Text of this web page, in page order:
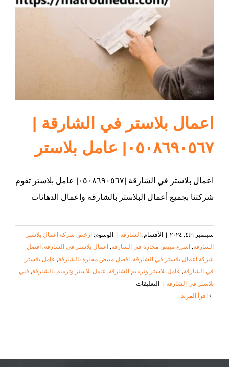
اعمال بلاستر في الشارقة |
٠٥٠٨٦٩٠٥٦٧| عامل بلاستر
اعمال بلاستر في الشارقة |٠٥٠٨٦٩٠٥٦٧| عامل بلاستر تقوم
شركتنا بجميع أعمال البلاستر بالشارقة واعمال الدهانات
سبتمبر ٤th, ٢٠٢٤ | الأقسام: الشارقة | الوسوم: ارخص شركة اعمال بلاستر
الشارقة, اسرع مبيض محارة في الشارقة, اعمال بلاستر في الشارقة, افضل
شركة اعمال بلاستر في الشارقة, افضل مبيض محارة بالشارقة, عامل بلاستر
في الشارقة, عامل بلاستر وترميم الشارقة, عامل بلاستر وترميم بالشارقة, فني
بلاستر في الشارقة | التعليقاتعلى
بلاستر